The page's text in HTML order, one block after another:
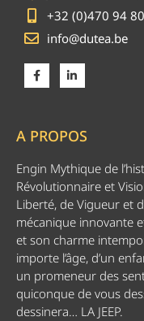
+32 (0)470 94
info@dutea.be
A PROPOS
Engin Mythique de
Révolutionnaire et
Liberté, de Vigueur et
mécanique innovante
et son charme
importe l’âge, d’un
un promeneur des
quiconque de vous
dessinera… LA JEEP.